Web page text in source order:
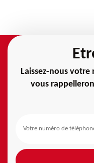
Laissez-nous
vous